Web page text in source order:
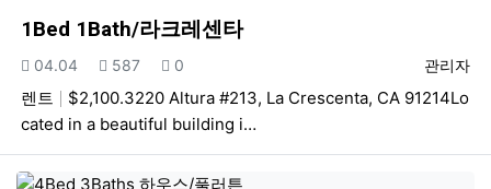
1Bed 1Bath/라크레센타
등록자
관리자
등록일
04.04 조회
587 추천
0
렌트
$2,100.3220 Altura #213, La Crescenta, CA 91214Lo
cated in a beautiful building i…